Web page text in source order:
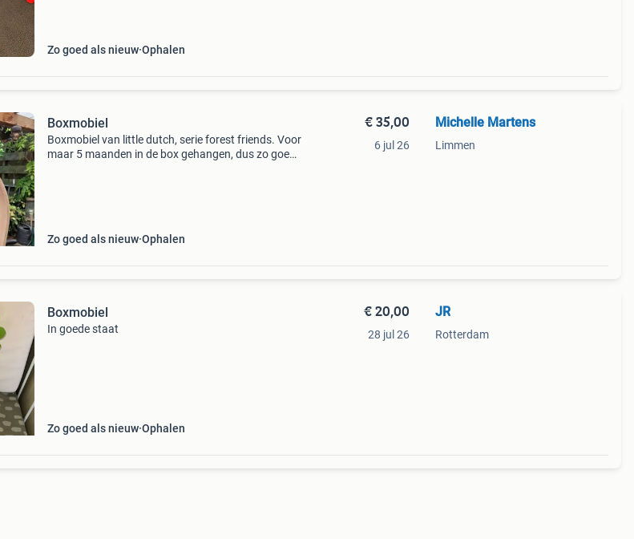
Zo goed als nieuw Ophalen
Boxmobiel
Boxmobiel van little dutch, serie forest friends. Voor
maar 5 maanden in de box gehangen, dus zo goed
Zo goed als nieuw Ophalen
€ 35,00
6 jul 26
Michelle Martens
Limmen
Boxmobiel
In goede staat
Zo goed als nieuw Ophalen
€ 20,00
28 jul 26
JR
Rotterdam